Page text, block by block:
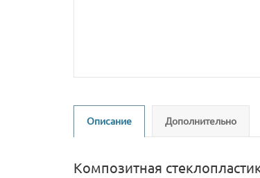
Описание Дополнительно
Композитная